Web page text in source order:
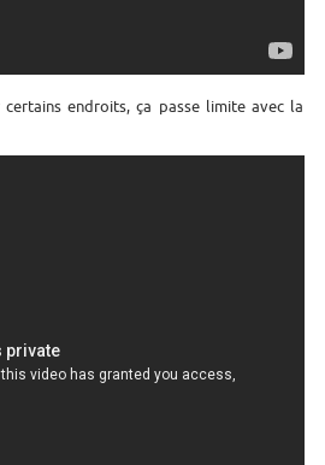
endroits, ça passe limite avec la